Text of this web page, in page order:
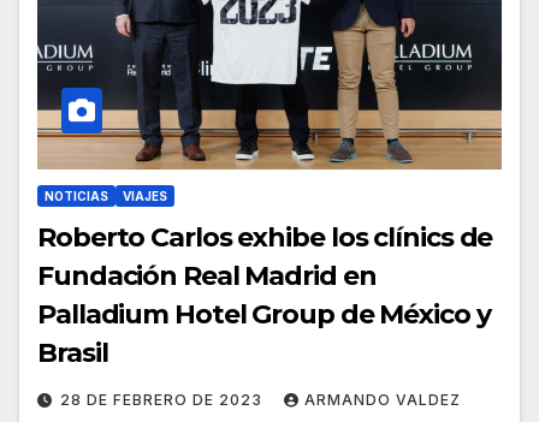
NOTICIAS VIAJES
Roberto Carlos exhibe los clínics de
Fundación Real Madrid en
Palladium Hotel Group de México y
Brasil
28 DE FEBRERO DE 2023 ARMANDO VALDEZ